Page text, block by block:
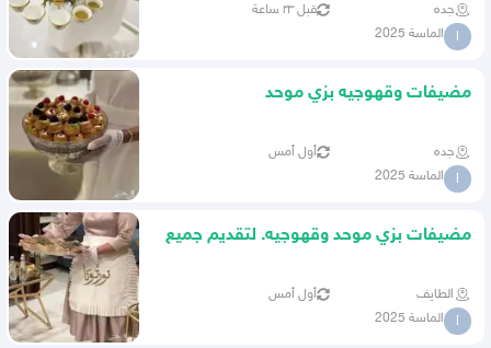
جده قبل ٢٣ ساعة
ا الماسة 2025
مضيفات وقهوجيه بزي موحد
جده أول أمس
ا الماسة 2025
مضيفات بزي موحد وقهوجيه. لتقديم جميع
الطايف أول أمس
ا الماسة 2025